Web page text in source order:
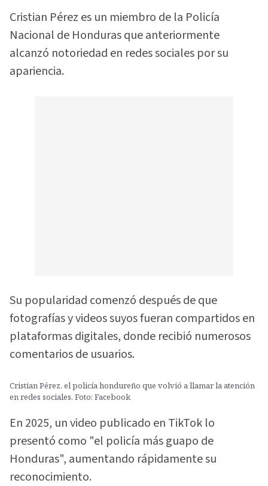
Cristian Pérez es un miembro de la Policía
Nacional de Honduras que anteriormente
alcanzó notoriedad en redes sociales por su
apariencia.
Su popularidad comenzó después de que
fotografías y videos suyos fueran compartidos en
plataformas digitales, donde recibió numerosos
comentarios de usuarios.
Cristian Pérez, el policía hondureño que volvió a llamar la atención
en redes sociales. Foto: Facebook
En 2025, un video publicado en TikTok lo
presentó como "el policía más guapo de
Honduras", aumentando rápidamente su
reconocimiento.